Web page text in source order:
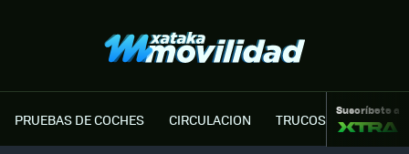
PRUEBAS DE COCHES CIRCULACION TRUCOS MOTOR
Suscríbete a